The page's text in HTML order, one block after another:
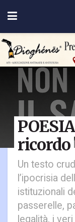
ricordo
Un testo
l’ipocrisia
istituzionali
passerelle,